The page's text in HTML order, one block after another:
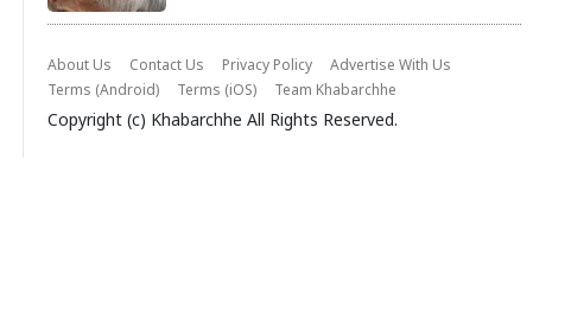
About Us Contact Us Privacy Policy
Advertise With Us
Terms (Android)
Terms (iOS) Team Khabarchhe
Copyright (c) Khabarchhe All Rights Reserved.